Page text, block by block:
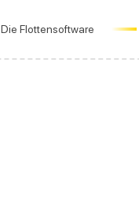
Die Flottensoftware